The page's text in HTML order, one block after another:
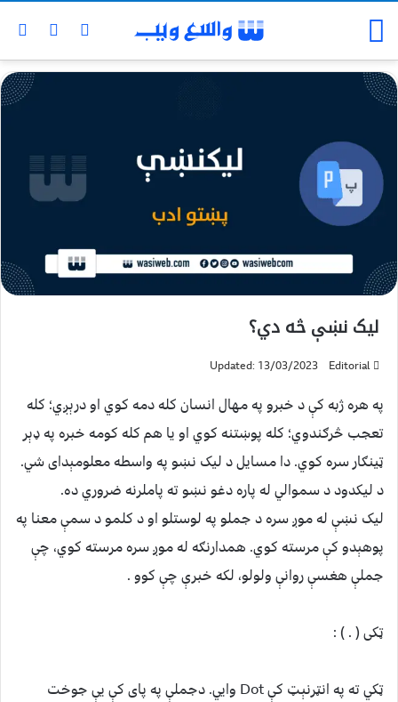
لیک نښې څه دي‌؟
Editorial
Updated: 13/03/2023
په هره ژبه کې د خبرو په مهال انسان کله دمه کوي او درېږي؛ کله
تعجب څرګندوي؛ کله پوښتنه کوي او یا هم کله کومه خبره په ډېر
ټینګار سره کوي. دا مسایل د لیک نښو په واسطه معلومېدای شي.
د لیکدود د سموالي له پاره دغو نښو ته پاملرنه ضروري ده.
لیک نښې له موږ سره د جملو په لوستلو او د کلمو د سمې معنا په
پوهېدو کې مرسته کوي. همدارنګه له موږ سره مرسته کوي، چې
جملې هغسې روانې ولولو، لکه خبرې چې کوو .
ټکی ( . ) :
ټکي ته په انټرنېټ کې Dot وايي. دجملې په پای کې یې جوخت